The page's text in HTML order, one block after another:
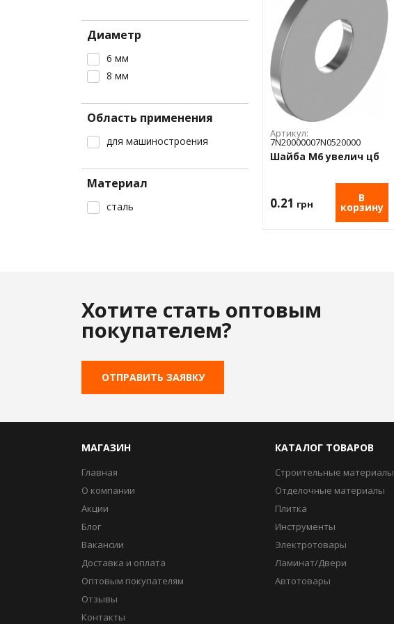
Щебень
Изоляционная пленка
Пенопласт
Экструдированный
пенополистирол
Пленка малярная
Скотч
Смотреть все
Диаметр
6 мм
8 мм
Область применения
для машиностроения
Материал
сталь
Артикул:
7N20000007N0520000
Шайба М6 увелич цб
0.21 грн В
корзину
Хотите стать оптовым
покупателем?
ОТПРАВИТЬ ЗАЯВКУ
МАГАЗИН
Главная
О компании
Акции
Блог
Вакансии
Доставка и оплата
Оптовым покупателям
Отзывы
Контакты
КАТАЛОГ ТОВАРОВ
Строительные материалы
Отделочные материалы
Плитка
Инструменты
Электротовары
Ламинат/Двери
Автотовары